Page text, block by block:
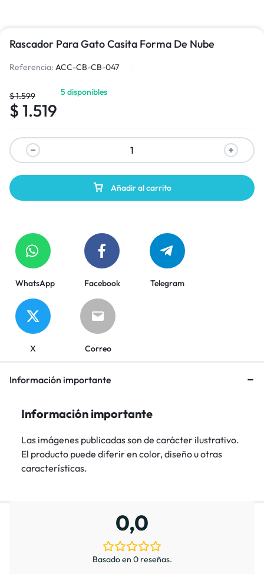
Rascador Para Gato Casita Forma De Nube
Referencia: ACC-CB-CB-047
$1.599
$ 1.519
5 disponibles
Añadir al carrito
WhatsApp Facebook Telegram
X Correo
Información importante
Información importante
Las imágenes publicadas son de carácter ilustrativo.
El producto puede diferir en color, diseño u otras
características.
0,0
Basado en 0 reseñas.